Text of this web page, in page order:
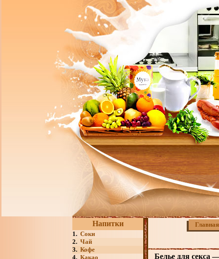
Напитки
1. Соки
2. Чай
3. Кофе
4. Какао
Главная
Белье для секса